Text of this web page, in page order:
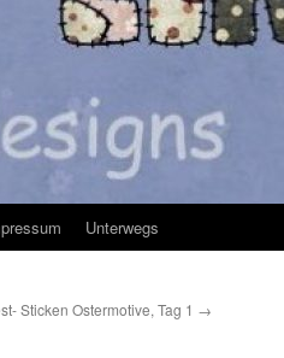
Unterwegs
Sticken Ostermotive, Tag 1 →